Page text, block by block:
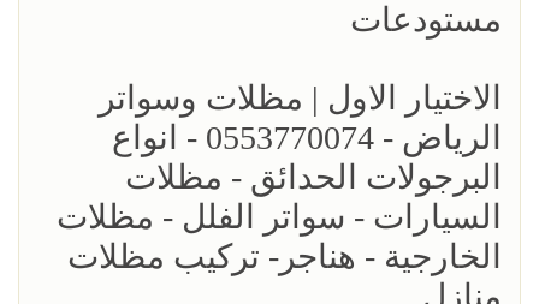
مستودعات
الاختيار الاول | مظلات وسواتر
الرياض - 0553770074 - انواع
البرجولات الحدائق - مظلات
السيارات - سواتر الفلل - مظلات
الخارجية - هناجر- تركيب مظلات
منازل